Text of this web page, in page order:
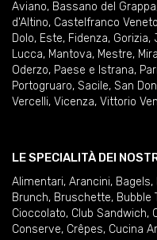
Aviano, Bassano del Grappa
d'Altino, Castelfranco Veneto
Dolo, Este, Fidenza, Gorizia,
Lucca, Mantova, Mestre,
Oderzo, Paese e Istrana,
Portogruaro, Sacile, San
Vercelli, Vicenza, Vittorio
LE SPECIALITÀ DEI
Alimentari, Arancini, Bagels,
Brunch, Bruschette, Bubble
Cioccolato, Club Sandwich,
Conserve, Crêpes, Cucina